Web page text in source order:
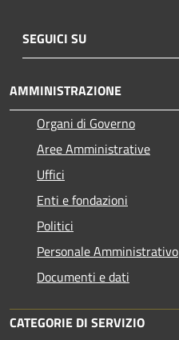
SEGUICI SU
AMMINISTRAZIONE
Organi di Governo
Aree Amministrative
Uffici
Enti e fondazioni
Politici
Personale Amministrativo
Documenti e dati
CATEGORIE DI SERVIZIO